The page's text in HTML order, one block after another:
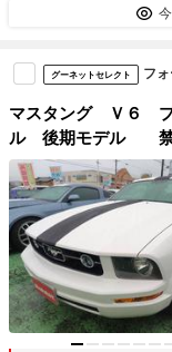
グーネットセレクト フ
マスタング Ｖ６
ル 後期モデル
ラー